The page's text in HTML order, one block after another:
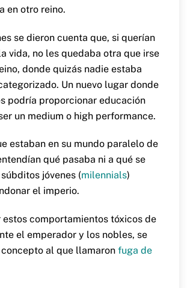
en otro reino.
se dieron cuenta que, si querían
vida, no les quedaba otra que irse
donde quizás nadie estaba
Un nuevo lugar donde
podría proporcionar educación
un medium o high performance.
estaban en su mundo paralelo de
qué pasaba ni a qué se
jóvenes (milennials)
el imperio.
comportamientos tóxicos de
el emperador y los nobles, se
al que llamaron fuga de